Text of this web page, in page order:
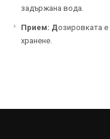
задържана вода.
Прием: Дозировката е
хранене.